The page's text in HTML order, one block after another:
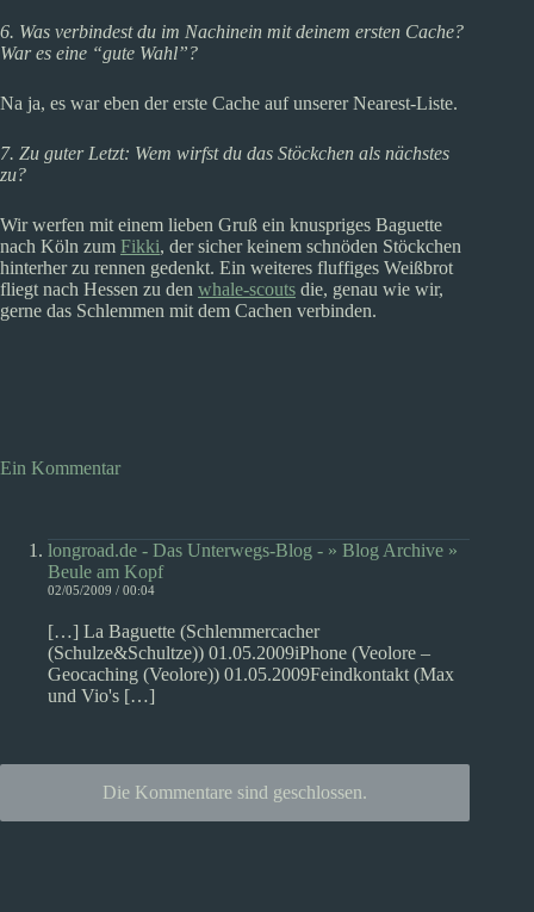
6. Was verbindest du im Nachinein mit deinem ersten Cache?
War es eine “gute Wahl”?
Na ja, es war eben der erste Cache auf unserer Nearest-Liste.
7. Zu guter Letzt: Wem wirfst du das Stöckchen als nächstes
zu?
Wir werfen mit einem lieben Gruß ein knuspriges Baguette
nach Köln zum Fikki, der sicher keinem schnöden Stöckchen
hinterher zu rennen gedenkt. Ein weiteres fluffiges Weißbrot
fliegt nach Hessen zu den whale-scouts die, genau wie wir,
gerne das Schlemmen mit dem Cachen verbinden.
Ein Kommentar
longroad.de - Das Unterwegs-Blog - » Blog Archive »
Beule am Kopf
02/05/2009 / 00:04
[…] La Baguette (Schlemmercacher
(Schulze&Schultze)) 01.05.2009iPhone (Veolore –
Geocaching (Veolore)) 01.05.2009Feindkontakt (Max
und Vio's […]
Die Kommentare sind geschlossen.